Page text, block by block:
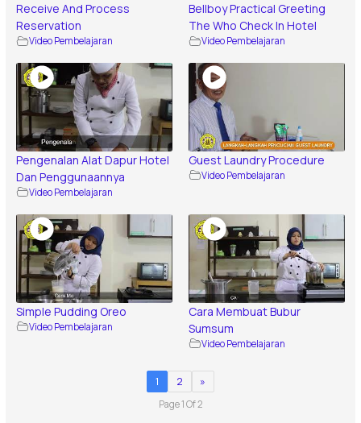
Receive And Process
Reservation
Video Pembelajaran
Bellboy Practical Greeting
The Who Check In Hotel
Video Pembelajaran
Pengenalan Alat Dapur Hotel
Dan Penggunaannya
Video Pembelajaran
Guest Laundry Procedure
Video Pembelajaran
Simple Pudding Oreo
Video Pembelajaran
Cara Membuat Bubur
Sumsum
Video Pembelajaran
1 2 »
Page 1 Of 2